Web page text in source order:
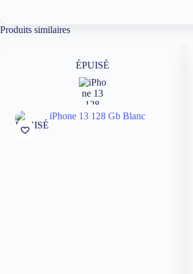
Produits similaires
ÉPUISÉ
ÉPUISÉ